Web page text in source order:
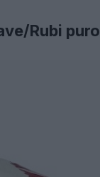
Rubi puro